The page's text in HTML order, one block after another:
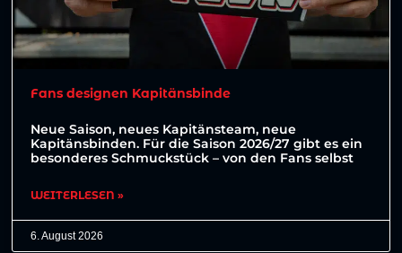
Fans designen Kapitänsbinde
Neue Saison, neues Kapitänsteam, neue
Kapitänsbinden. Für die Saison 2026/27 gibt es ein
besonderes Schmuckstück – von den Fans selbst
WEITERLESEN »
6. August 2026